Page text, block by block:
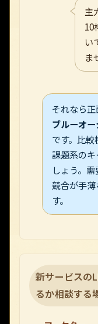
主
10
い
ま
それなら正
ブルーオ
です。比
課題系の
しょう。
競合が手
す。
新サービスの
るか相談する